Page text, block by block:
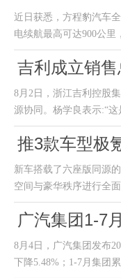
近日获悉，方程豹汽车
电续航最高可达900公
吉利成立销
8月2日，浙江吉利控股
源协同。杨学良表示:“
推3款车型极
新车搭载了六座版同源
空间与豪华秩序进行全
广汽集团1-7
8月4日，广汽集团发布
下降5.48%；1-7月集团